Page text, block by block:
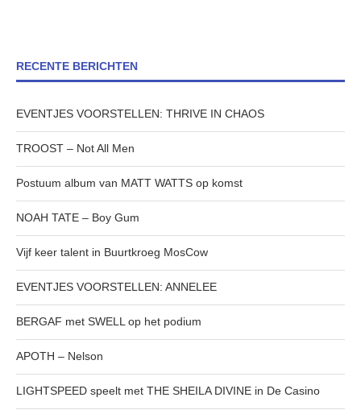
RECENTE BERICHTEN
EVENTJES VOORSTELLEN: THRIVE IN CHAOS
TROOST – Not All Men
Postuum album van MATT WATTS op komst
NOAH TATE – Boy Gum
Vijf keer talent in Buurtkroeg MosCow
EVENTJES VOORSTELLEN: ANNELEE
BERGAF met SWELL op het podium
APOTH – Nelson
LIGHTSPEED speelt met THE SHEILA DIVINE in De Casino